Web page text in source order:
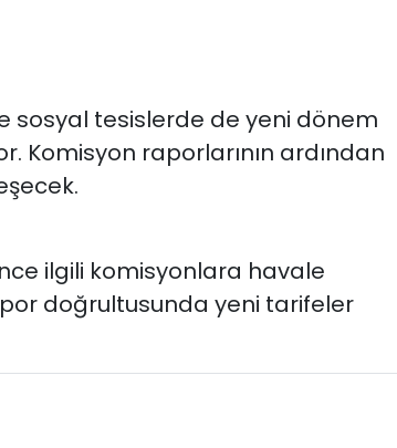
sosyal tesislerde de yeni dönem
Komisyon raporlarının ardından
ilgili komisyonlara havale
doğrultusunda yeni tarifeler